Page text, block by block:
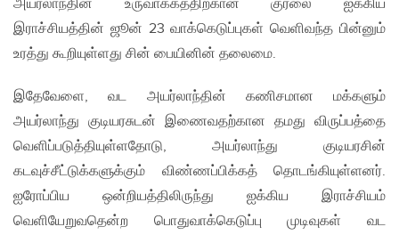
அயர்லாந்தின் உருவாக்கத்திற்கான குரலை ஐக்கிய
இராச்சியத்தின் ஜூன் 23 வாக்கெடுப்புகள் வெளிவந்த பின்னும்
உரத்து கூறியுள்ளது சின் பையினின் தலைமை.
இதேவேளை, வட அயர்லாந்தின் கணிசமான மக்களும்
அயர்லாந்து குடியரசுடன் இணைவதற்கான தமது விருப்பத்தை
வெளிப்படுத்தியுள்ளதோடு, அயர்லாந்து குடியரசின்
கடவுச்சீட்டுக்களுக்கும் விண்ணப்பிக்கத் தொடங்கியுள்ளனர்.
ஐரோப்பிய ஒன்றியத்திலிருந்து ஐக்கிய இராச்சியம்
வெளியேறுவதென்ற பொதுவாக்கெடுப்பு முடிவுகள் வட